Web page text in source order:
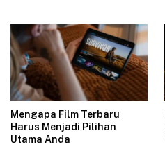
Mengapa Film Terbaru
Harus Menjadi Pilihan
Utama Anda